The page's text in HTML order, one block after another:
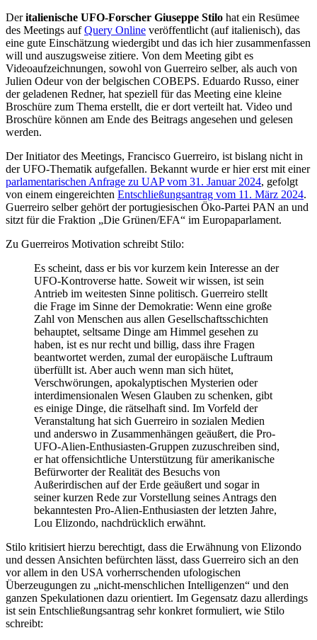
Deritalienische UFO-Forscher Giuseppe Stilo hat ein Resümee
des Meetings aufQuery Online veröffentlicht (auf italienisch), das
eine gute Einschätzung wiedergibt und das ich hier zusammenfassen
will und auszugsweise zitiere. Von dem Meeting gibt es
Videoaufzeichnungen, sowohl von Guerreiro selber, als auch von
Julien Odeur von der belgischen COBEPS. Eduardo Russo, einer
der geladenen Redner, hat speziell für das Meeting eine kleine
Broschüre zum Thema erstellt, die er dort verteilt hat. Video und
Broschüre können am Ende des Beitrags angesehen und gelesen
werden.
Der Initiator des Meetings, Francisco Guerreiro, ist bislang nicht in
der UFO-Thematik aufgefallen. Bekannt wurde er hier erst mit einer
parlamentarischen Anfrage zu UAP vom 31. Januar 2024, gefolgt
von einem eingereichten Entschließungsantrag vom 11. März 2024.
Guerreiro selber gehört der portugiesischen Öko-Partei PAN an und
sitzt für die Fraktion „Die Grünen/EFA“ im Europaparlament.
Zu Guerreiros Motivation schreibt Stilo:
Es scheint, dass er bis vor kurzem kein Interesse an der
UFO-Kontroverse hatte. Soweit wir wissen, ist sein
Antrieb im weitesten Sinne politisch. Guerreiro stellt
die Frage im Sinne der Demokratie: Wenn eine große
Zahl von Menschen aus allen Gesellschaftsschichten
behauptet, seltsame Dinge am Himmel gesehen zu
haben, ist es nur recht und billig, dass ihre Fragen
beantwortet werden, zumal der europäische Luftraum
überfüllt ist. Aber auch wenn man sich hütet,
Verschwörungen, apokalyptischen Mysterien oder
interdimensionalen Wesen Glauben zu schenken, gibt
es einige Dinge, die rätselhaft sind. Im Vorfeld der
Veranstaltung hat sich Guerreiro in sozialen Medien
und anderswo in Zusammenhängen geäußert, die Pro-
UFO-Alien-Enthusiasten-Gruppen zuzuschreiben sind,
er hat offensichtliche Unterstützung für amerikanische
Befürworter der Realität des Besuchs von
Außerirdischen auf der Erde geäußert und sogar in
seiner kurzen Rede zur Vorstellung seines Antrags den
bekanntesten Pro-Alien-Enthusiasten der letzten Jahre,
Lou Elizondo, nachdrücklich erwähnt.
Stilo kritisiert hierzu berechtigt, dass die Erwähnung von Elizondo
und dessen Ansichten befürchten lässt, dass Guerreiro sich an den
vor allem in den USA vorherrschenden ufologischen
Überzeugungen zu „nicht-menschlichen Intelligenzen“ und den
ganzen Spekulationen dazu orientiert. Im Gegensatz dazu allerdings
ist sein Entschließungsantrag sehr konkret formuliert, wie Stilo
schreibt: